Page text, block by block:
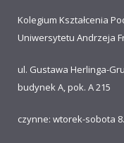
Kolegium Kształcenia
Uniwersytetu Andrzeja
ul. Gustawa Herlinga-
budynek A, pok. A 215
czynne: wtorek-sobota